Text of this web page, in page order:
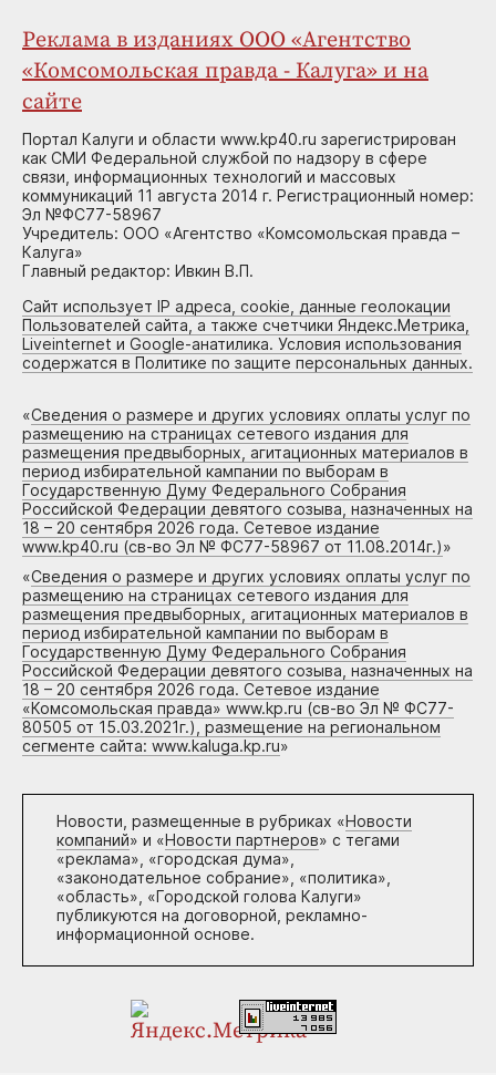
Реклама в изданиях ООО «Агентство
«Комсомольская правда - Калуга» и на
сайте
Портал Калуги и области www.kp40.ru зарегистрирован
как СМИ Федеральной службой по надзору в сфере
связи, информационных технологий и массовых
коммуникаций 11 августа 2014 г. Регистрационный номер:
Эл №ФС77-58967
Учредитель: ООО «Агентство «Комсомольская правда –
Калуга»
Главный редактор: Ивкин В.П.
Сайт использует IP адреса, cookie, данные геолокации
Пользователей сайта, а также счетчики Яндекс.Метрика,
Liveinternet и Google-анатилика. Условия использования
содержатся в Политике по защите персональных данных.
«Сведения о размере и других условиях оплаты услуг по
размещению на страницах сетевого издания для
размещения предвыборных, агитационных материалов в
период избирательной кампании по выборам в
Государственную Думу Федерального Собрания
Российской Федерации девятого созыва, назначенных на
18 – 20 сентября 2026 года. Сетевое издание
www.kp40.ru (св-во Эл № ФС77-58967 от 11.08.2014г.)»
«Сведения о размере и других условиях оплаты услуг по
размещению на страницах сетевого издания для
размещения предвыборных, агитационных материалов в
период избирательной кампании по выборам в
Государственную Думу Федерального Собрания
Российской Федерации девятого созыва, назначенных на
18 – 20 сентября 2026 года. Сетевое издание
«Комсомольская правда» www.kp.ru (св-во Эл № ФС77-
80505 от 15.03.2021г.), размещение на региональном
сегменте сайта: www.kaluga.kp.ru»
Новости, размещенные в рубриках «Новости
компаний» и «Новости партнеров» с тегами
«реклама», «городская дума»,
«законодательное собрание», «политика»,
«область», «Городской голова Калуги»
публикуются на договорной, рекламно-
информационной основе.